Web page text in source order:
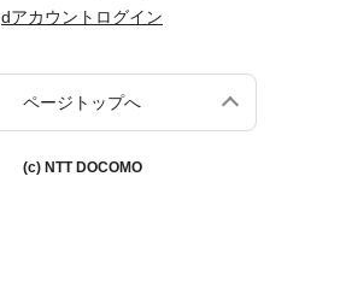
dアカウントログイン
ページトップへ
(c) NTT DOCOMO